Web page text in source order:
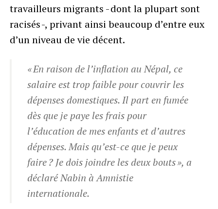
travailleurs migrants - dont la plupart sont
racisés -, privant ainsi beaucoup d’entre eux
d’un niveau de vie décent.
« En raison de l’inflation au Népal, ce
salaire est trop faible pour couvrir les
dépenses domestiques. Il part en fumée
dès que je paye les frais pour
l’éducation de mes enfants et d’autres
dépenses. Mais qu’est-ce que je peux
faire ? Je dois joindre les deux bouts », a
déclaré Nabin à Amnistie
internationale.